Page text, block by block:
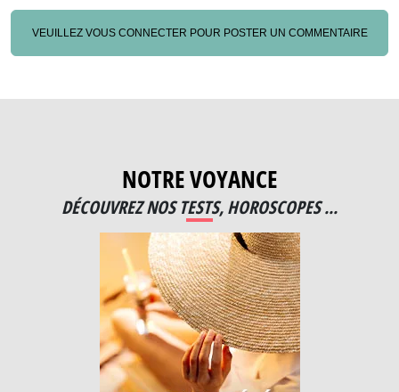
VEUILLEZ VOUS CONNECTER POUR POSTER UN COMMENTAIRE
NOTRE VOYANCE
DÉCOUVREZ NOS TESTS, HOROSCOPES ...